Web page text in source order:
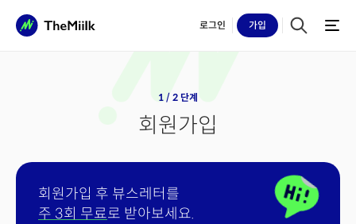
로그인 가입
1 / 2 단계
회원가입
회원가입 후 뷰스레터를
주 3회 무료로 받아보세요.